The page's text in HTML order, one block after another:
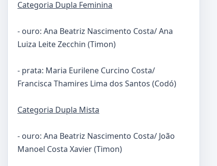
Categoria Dupla Feminina
- ouro: Ana Beatriz Nascimento Costa/ Ana
Luiza Leite Zecchin (Timon)
- prata: Maria Eurilene Curcino Costa/
Francisca Thamires Lima dos Santos (Codó)
Categoria Dupla Mista
- ouro: Ana Beatriz Nascimento Costa/ João
Manoel Costa Xavier (Timon)